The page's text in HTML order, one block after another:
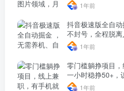
1年前
抖音极速版全自
不封号，全程脱
秘】1年前
零门槛躺挣项目
一小时稳挣50+，
1年前